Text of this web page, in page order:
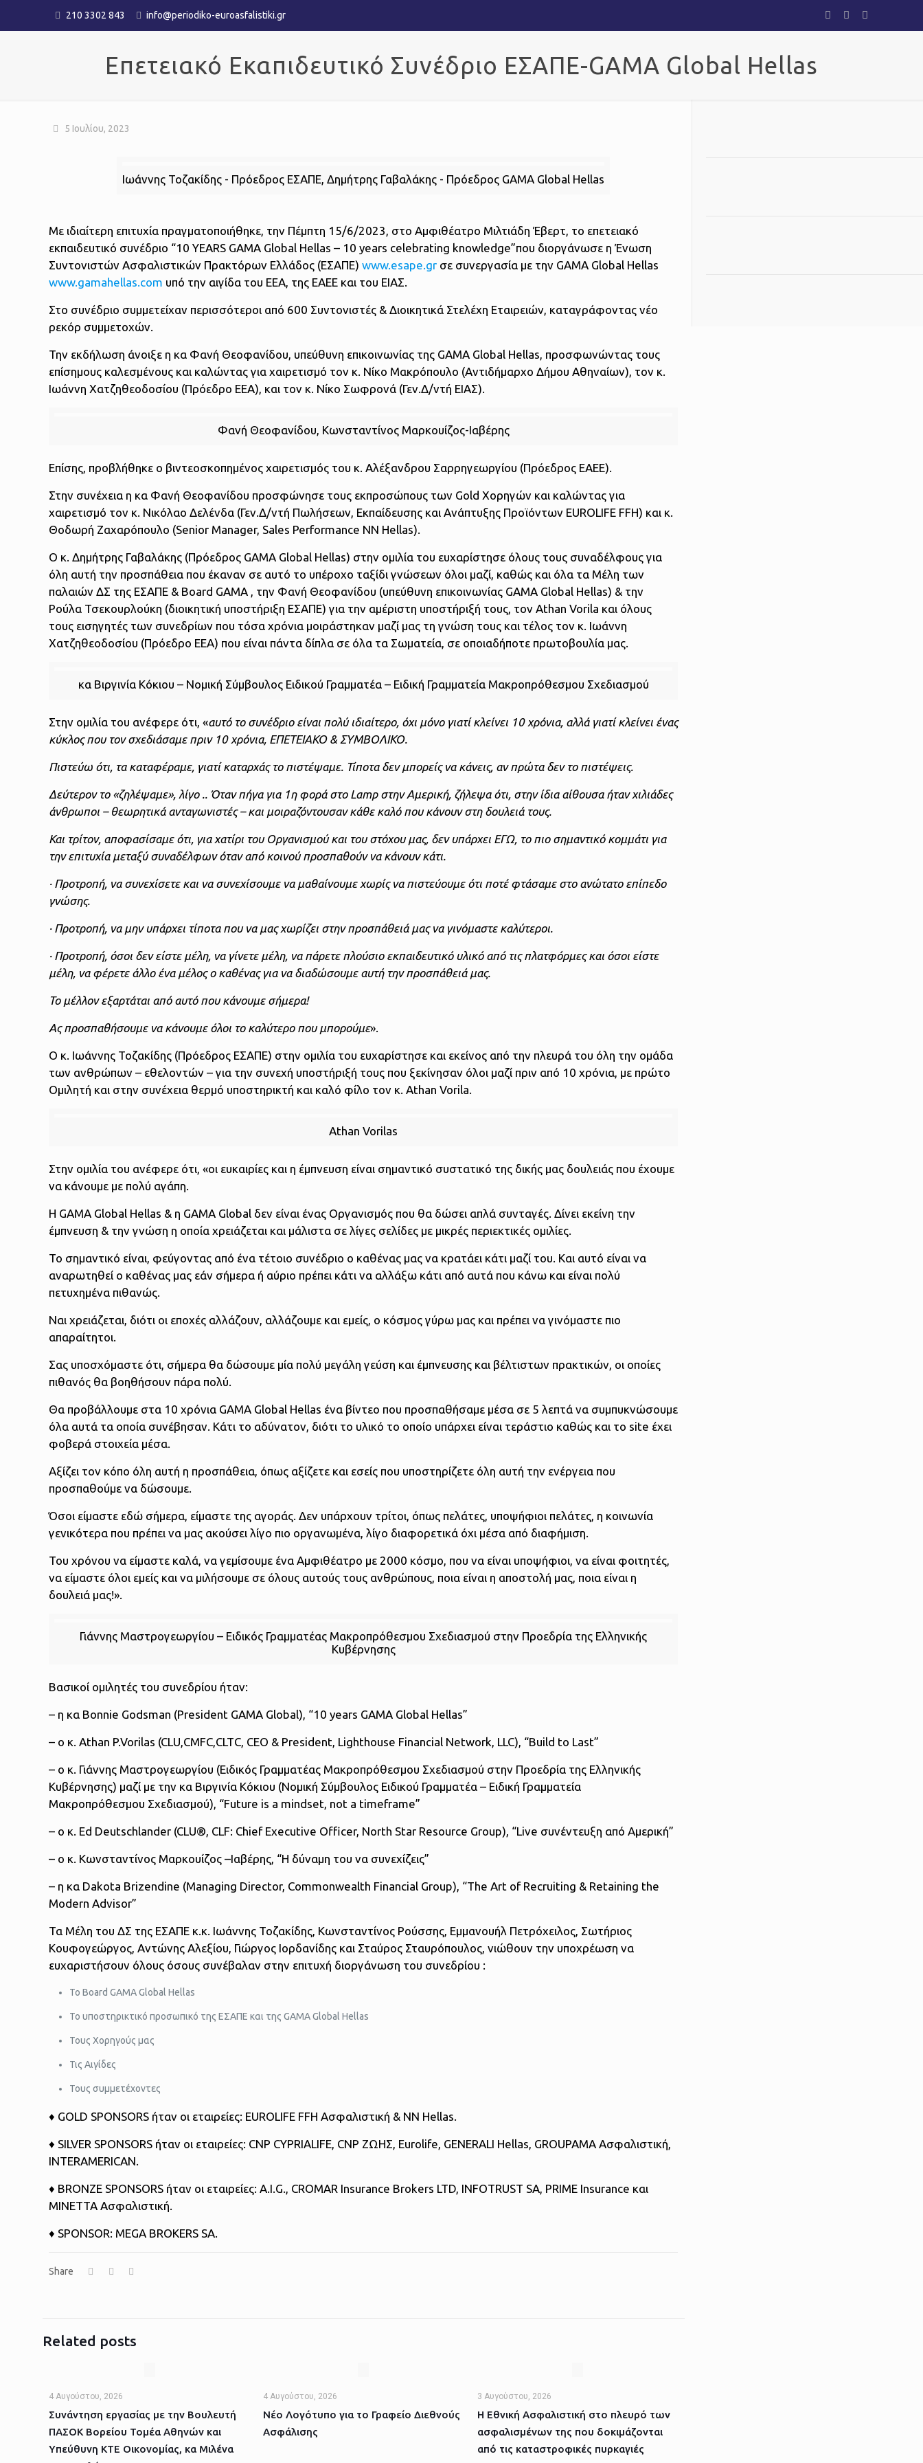
210 3302 843 info@periodiko-euroasfalistiki.gr
Επετειακό Εκαπιδευτικό Συνέδριο ΕΣΑΠΕ-GAMA Global Hellas
5 Ιουλίου, 2023
Ιωάννης Τοζακίδης - Πρόεδρος ΕΣΑΠΕ, Δημήτρης Γαβαλάκης - Πρόεδρος GAMA Global Hellas
Με ιδιαίτερη επιτυχία πραγματοποιήθηκε, την Πέμπτη 15/6/2023, στο Αμφιθέατρο Μιλτιάδη Έβερτ, το επετειακό
εκπαιδευτικό συνέδριο “10 YEARS GAMA Global Hellas – 10 years celebrating knowledge”που διοργάνωσε η Ένωση
Συντονιστών Ασφαλιστικών Πρακτόρων Ελλάδος (ΕΣΑΠΕ)www.esape.gr σε συνεργασία με την GAMA Global Hellas
www.gamahellas.com υπό την αιγίδα του ΕΕΑ, της ΕΑΕΕ και του ΕΙΑΣ.
Στο συνέδριο συμμετείχαν περισσότεροι από 600 Συντονιστές & Διοικητικά Στελέχη Εταιρειών, καταγράφοντας νέο
ρεκόρ συμμετοχών.
Την εκδήλωση άνοιξε η κα Φανή Θεοφανίδου, υπεύθυνη επικοινωνίας της GAMA Global Hellas, προσφωνώντας τους
επίσημους καλεσμένους και καλώντας για χαιρετισμό τον κ. Νίκο Μακρόπουλο (Αντιδήμαρχο Δήμου Αθηναίων), τον κ.
Ιωάννη Χατζηθεοδοσίου (Πρόεδρο ΕΕΑ), και τον κ. Νίκο Σωφρονά (Γεν.Δ/ντή ΕΙΑΣ).
Φανή Θεοφανίδου, Κωνσταντίνος Μαρκουίζος-Ιαβέρης
Επίσης, προβλήθηκε ο βιντεοσκοπημένος χαιρετισμός του κ. Αλέξανδρου Σαρρηγεωργίου (Πρόεδρος ΕΑΕΕ).
Στην συνέχεια η κα Φανή Θεοφανίδου προσφώνησε τους εκπροσώπους των Gold Χορηγών και καλώντας για
χαιρετισμό τον κ. Νικόλαο Δελένδα (Γεν.Δ/ντή Πωλήσεων, Εκπαίδευσης και Ανάπτυξης Προϊόντων EUROLIFE FFH) και κ.
Θοδωρή Ζαχαρόπουλο (Senior Manager, Sales Performance NN Hellas).
Ο κ. Δημήτρης Γαβαλάκης (Πρόεδρος GAMA Global Hellas) στην ομιλία του ευχαρίστησε όλους τους συναδέλφους για
όλη αυτή την προσπάθεια που έκαναν σε αυτό το υπέροχο ταξίδι γνώσεων όλοι μαζί, καθώς και όλα τα Μέλη των
παλαιών ΔΣ της ΕΣΑΠΕ & Board GAMA , την Φανή Θεοφανίδου (υπεύθυνη επικοινωνίας GAMA Global Hellas) & την
Ρούλα Τσεκουρλούκη (διοικητική υποστήριξη ΕΣΑΠΕ) για την αμέριστη υποστήριξή τους, τον Athan Vorila και όλους
τους εισηγητές των συνεδρίων που τόσα χρόνια μοιράστηκαν μαζί μας τη γνώση τους και τέλος τον κ. Ιωάννη
Χατζηθεοδοσίου (Πρόεδρο ΕΕΑ) που είναι πάντα δίπλα σε όλα τα Σωματεία, σε οποιαδήποτε πρωτοβουλία μας.
κα Βιργινία Κόκιου – Νομική Σύμβουλος Ειδικού Γραμματέα – Ειδική Γραμματεία Μακροπρόθεσμου Σχεδιασμού
Στην ομιλία του ανέφερε ότι, «αυτό το συνέδριο είναι πολύ ιδιαίτερο, όχι μόνο γιατί κλείνει 10 χρόνια, αλλά γιατί κλείνει ένας
κύκλος που τον σχεδιάσαμε πριν 10 χρόνια, ΕΠΕΤΕΙΑΚΟ & ΣΥΜΒΟΛΙΚΟ.
Πιστεύω ότι, τα καταφέραμε, γιατί καταρχάς το πιστέψαμε. Τίποτα δεν μπορείς να κάνεις, αν πρώτα δεν το πιστέψεις.
Δεύτερον το «ζηλέψαμε», λίγο .. Όταν πήγα για 1η φορά στο Lamp στην Αμερική, ζήλεψα ότι, στην ίδια αίθουσα ήταν χιλιάδες
άνθρωποι – θεωρητικά ανταγωνιστές – και μοιραζόντουσαν κάθε καλό που κάνουν στη δουλειά τους.
Και τρίτον, αποφασίσαμε ότι, για χατίρι του Οργανισμού και του στόχου μας, δεν υπάρχει ΕΓΩ, το πιο σημαντικό κομμάτι για
την επιτυχία μεταξύ συναδέλφων όταν από κοινού προσπαθούν να κάνουν κάτι.
· Προτροπή, να συνεχίσετε και να συνεχίσουμε να μαθαίνουμε χωρίς να πιστεύουμε ότι ποτέ φτάσαμε στο ανώτατο επίπεδο
γνώσης.
· Προτροπή, να μην υπάρχει τίποτα που να μας χωρίζει στην προσπάθειά μας να γινόμαστε καλύτεροι.
· Προτροπή, όσοι δεν είστε μέλη, να γίνετε μέλη, να πάρετε πλούσιο εκπαιδευτικό υλικό από τις πλατφόρμες και όσοι είστε
μέλη, να φέρετε άλλο ένα μέλος ο καθένας για να διαδώσουμε αυτή την προσπάθειά μας.
Το μέλλον εξαρτάται από αυτό που κάνουμε σήμερα!
Ας προσπαθήσουμε να κάνουμε όλοι το καλύτερο που μπορούμε».
Ο κ. Ιωάννης Τοζακίδης (Πρόεδρος ΕΣΑΠΕ) στην ομιλία του ευχαρίστησε και εκείνος από την πλευρά του όλη την ομάδα
των ανθρώπων – εθελοντών – για την συνεχή υποστήριξή τους που ξεκίνησαν όλοι μαζί πριν από 10 χρόνια, με πρώτο
Ομιλητή και στην συνέχεια θερμό υποστηρικτή και καλό φίλο τον κ. Athan Vorila.
Athan Vorilas
Στην ομιλία του ανέφερε ότι, «οι ευκαιρίες και η έμπνευση είναι σημαντικό συστατικό της δικής μας δουλειάς που έχουμε
να κάνουμε με πολύ αγάπη.
Η GAMA Global Hellas & η GAMA Global δεν είναι ένας Οργανισμός που θα δώσει απλά συνταγές. Δίνει εκείνη την
έμπνευση & την γνώση η οποία χρειάζεται και μάλιστα σε λίγες σελίδες με μικρές περιεκτικές ομιλίες.
Το σημαντικό είναι, φεύγοντας από ένα τέτοιο συνέδριο ο καθένας μας να κρατάει κάτι μαζί του. Και αυτό είναι να
αναρωτηθεί ο καθένας μας εάν σήμερα ή αύριο πρέπει κάτι να αλλάξω κάτι από αυτά που κάνω και είναι πολύ
πετυχημένα πιθανώς.
Ναι χρειάζεται, διότι οι εποχές αλλάζουν, αλλάζουμε και εμείς, ο κόσμος γύρω μας και πρέπει να γινόμαστε πιο
απαραίτητοι.
Σας υποσχόμαστε ότι, σήμερα θα δώσουμε μία πολύ μεγάλη γεύση και έμπνευσης και βέλτιστων πρακτικών, οι οποίες
πιθανός θα βοηθήσουν πάρα πολύ.
Θα προβάλλουμε στα 10 χρόνια GAMA Global Hellas ένα βίντεο που προσπαθήσαμε μέσα σε 5 λεπτά να συμπυκνώσουμε
όλα αυτά τα οποία συνέβησαν. Κάτι το αδύνατον, διότι το υλικό το οποίο υπάρχει είναι τεράστιο καθώς και το site έχει
φοβερά στοιχεία μέσα.
Αξίζει τον κόπο όλη αυτή η προσπάθεια, όπως αξίζετε και εσείς που υποστηρίζετε όλη αυτή την ενέργεια που
προσπαθούμε να δώσουμε.
Όσοι είμαστε εδώ σήμερα, είμαστε της αγοράς. Δεν υπάρχουν τρίτοι, όπως πελάτες, υποψήφιοι πελάτες, η κοινωνία
γενικότερα που πρέπει να μας ακούσει λίγο πιο οργανωμένα, λίγο διαφορετικά όχι μέσα από διαφήμιση.
Του χρόνου να είμαστε καλά, να γεμίσουμε ένα Αμφιθέατρο με 2000 κόσμο, που να είναι υποψήφιοι, να είναι φοιτητές,
να είμαστε όλοι εμείς και να μιλήσουμε σε όλους αυτούς τους ανθρώπους, ποια είναι η αποστολή μας, ποια είναι η
δουλειά μας!».
Γιάννης Μαστρογεωργίου – Ειδικός Γραμματέας Μακροπρόθεσμου Σχεδιασμού στην Προεδρία της Ελληνικής
Κυβέρνησης
Βασικοί ομιλητές του συνεδρίου ήταν:
– η κα Bonnie Godsman (President GAMA Global), “10 years GAMA Global Hellas”
– ο κ. Athan P.Vorilas (CLU,CMFC,CLTC, CEO & President, Lighthouse Financial Network, LLC), “Build to Last”
– ο κ. Γιάννης Μαστρογεωργίου (Ειδικός Γραμματέας Μακροπρόθεσμου Σχεδιασμού στην Προεδρία της Ελληνικής
Κυβέρνησης) μαζί με την κα Βιργινία Κόκιου (Νομική Σύμβουλος Ειδικού Γραμματέα – Ειδική Γραμματεία
Μακροπρόθεσμου Σχεδιασμού), “Future is a mindset, not a timeframe”
– ο κ. Ed Deutschlander (CLU®, CLF: Chief Executive Officer, North Star Resource Group), “Live συνέντευξη από Αμερική”
– ο κ. Κωνσταντίνος Μαρκουίζος –Ιαβέρης, “Η δύναμη του να συνεχίζεις”
– η κα Dakota Brizendine (Managing Director, Commonwealth Financial Group), “The Art of Recruiting & Retaining the
Modern Advisor”
Τα Μέλη του ΔΣ της ΕΣΑΠΕ κ.κ. Ιωάννης Τοζακίδης, Κωνσταντίνος Ρούσσης, Εμμανουήλ Πετρόχειλος, Σωτήριος
Κουφογεώργος, Αντώνης Αλεξίου, Γιώργος Ιορδανίδης και Σταύρος Σταυρόπουλος, νιώθουν την υποχρέωση να
ευχαριστήσουν όλους όσους συνέβαλαν στην επιτυχή διοργάνωση του συνεδρίου :
Το Board GAMA Global Hellas
Το υποστηρικτικό προσωπικό της ΕΣΑΠΕ και της GAMA Global Hellas
Τους Χορηγούς μας
Τις Αιγίδες
Τους συμμετέχοντες
♦ GOLD SPONSORS ήταν οι εταιρείες: EUROLIFE FFH Ασφαλιστική & NN Hellas.
♦ SILVER SPONSORS ήταν οι εταιρείες: CNP CYPRIALIFE, CNP ΖΩΗΣ, Eurolife, GENERALI Hellas, GROUPAMA Ασφαλιστική,
INTERAMERICAN.
♦ BRONZE SPONSORS ήταν οι εταιρείες: A.I.G., CROMAR Insurance Brokers LTD, INFOTRUST SA, PRIME Insurance και
ΜΙΝΕΤΤΑ Ασφαλιστική.
♦ SPONSOR: MEGA BROKERS SA.
Share
Related posts
4 Αυγούστου, 2026
Συνάντηση εργασίας με την Βουλευτή
ΠΑΣΟΚ Βορείου Τομέα Αθηνών και
Υπεύθυνη ΚΤΕ Οικονομίας, κα Μιλένα
4 Αυγούστου, 2026
Νέο Λογότυπο για το Γραφείο Διεθνούς
Ασφάλισης
3 Αυγούστου, 2026
Η Εθνική Ασφαλιστική στο πλευρό των
ασφαλισμένων της που δοκιμάζονται
από τις καταστροφικές πυρκαγιές